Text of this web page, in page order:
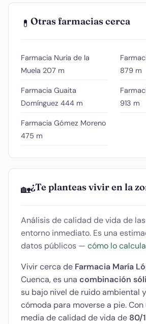
💊 Otras farmacias cerca
Farmacia Nuria de la
Muela 207 m
Farmacia Guaita
Domínguez 444 m
Farmacia Gómez Moreno
475 m
879 m
913 m
🏡¿Te planteas vivir en la
Análisis de calidad de vida de
entorno inmediato. Es una
datos públicos — cómo lo
Vivir cerca de Farmacia María
Cuenca, es una combinación
su bajo nivel de ruido ambiental
cómoda para moverse a pie.
media de calidad de vida de 80/